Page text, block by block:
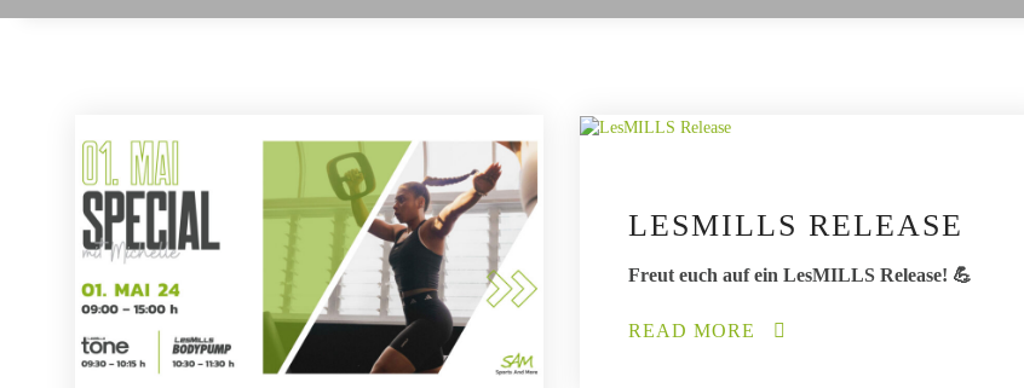
LESMILLS RELEASE
Freut euch auf ein LesMILLS Release! 💪
READ MORE